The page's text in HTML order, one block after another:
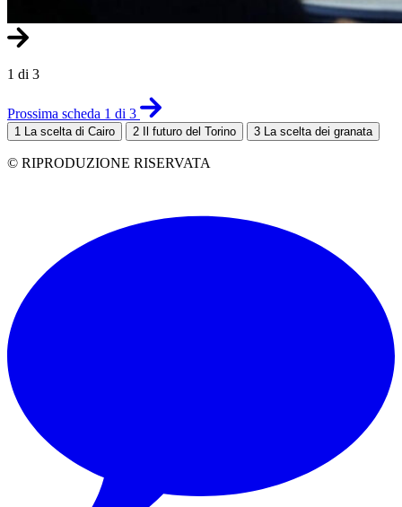
1 di 3
Prossima scheda 1 di 3
1 La scelta di Cairo 2 Il futuro del Torino 3 La scelta dei granata
© RIPRODUZIONE RISERVATA